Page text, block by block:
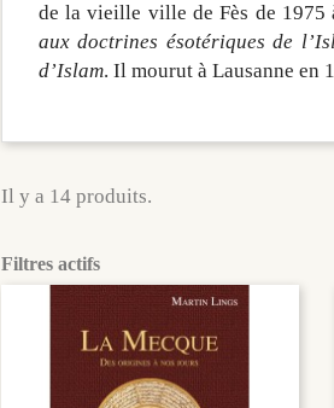
de la vieille ville de Fès de 1975
aux doctrines ésotériques de
d’Islam. Il mourut à Lausanne en
Il y a 14 produits.
Filtres actifs